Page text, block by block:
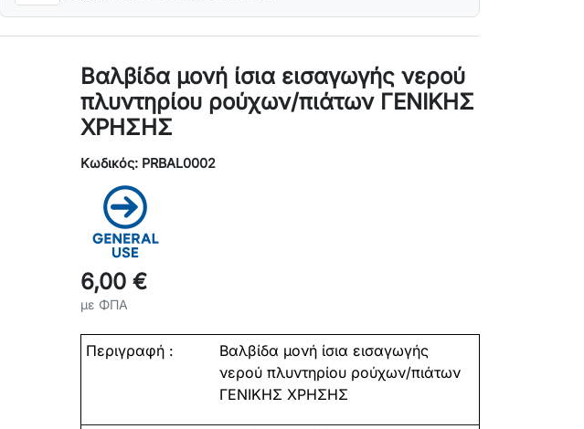
Βαλβίδα μονή ίσια εισαγωγής νερού
πλυντηρίου ρούχων/πιάτων ΓΕΝΙΚΗΣ
ΧΡΗΣΗΣ
Κωδικός: PRBAL0002
6,00 €
με ΦΠΑ
Περιγραφή :
Βαλβίδα μονή ίσια εισαγωγής
νερού πλυντηρίου ρούχων/πιάτων
ΓΕΝΙΚΗΣ ΧΡΗΣΗΣ